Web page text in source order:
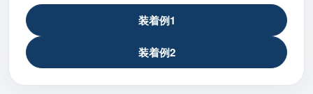
装着例1
装着例2